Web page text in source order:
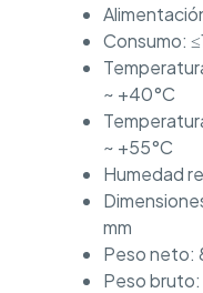
Consumo:
~ +40°C
~ +55°C
Humedad
mm
Peso neto:
Peso bruto: